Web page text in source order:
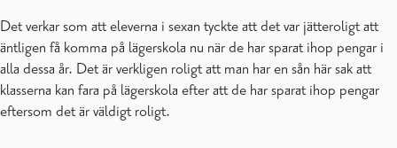
Det verkar som att eleverna i sexan tyckte att det var jätteroligt att
äntligen få komma på lägerskola nu när de har sparat ihop pengar i
alla dessa år. Det är verkligen roligt att man har en sån här sak att
klasserna kan fara på lägerskola efter att de har sparat ihop pengar
eftersom det är väldigt roligt.